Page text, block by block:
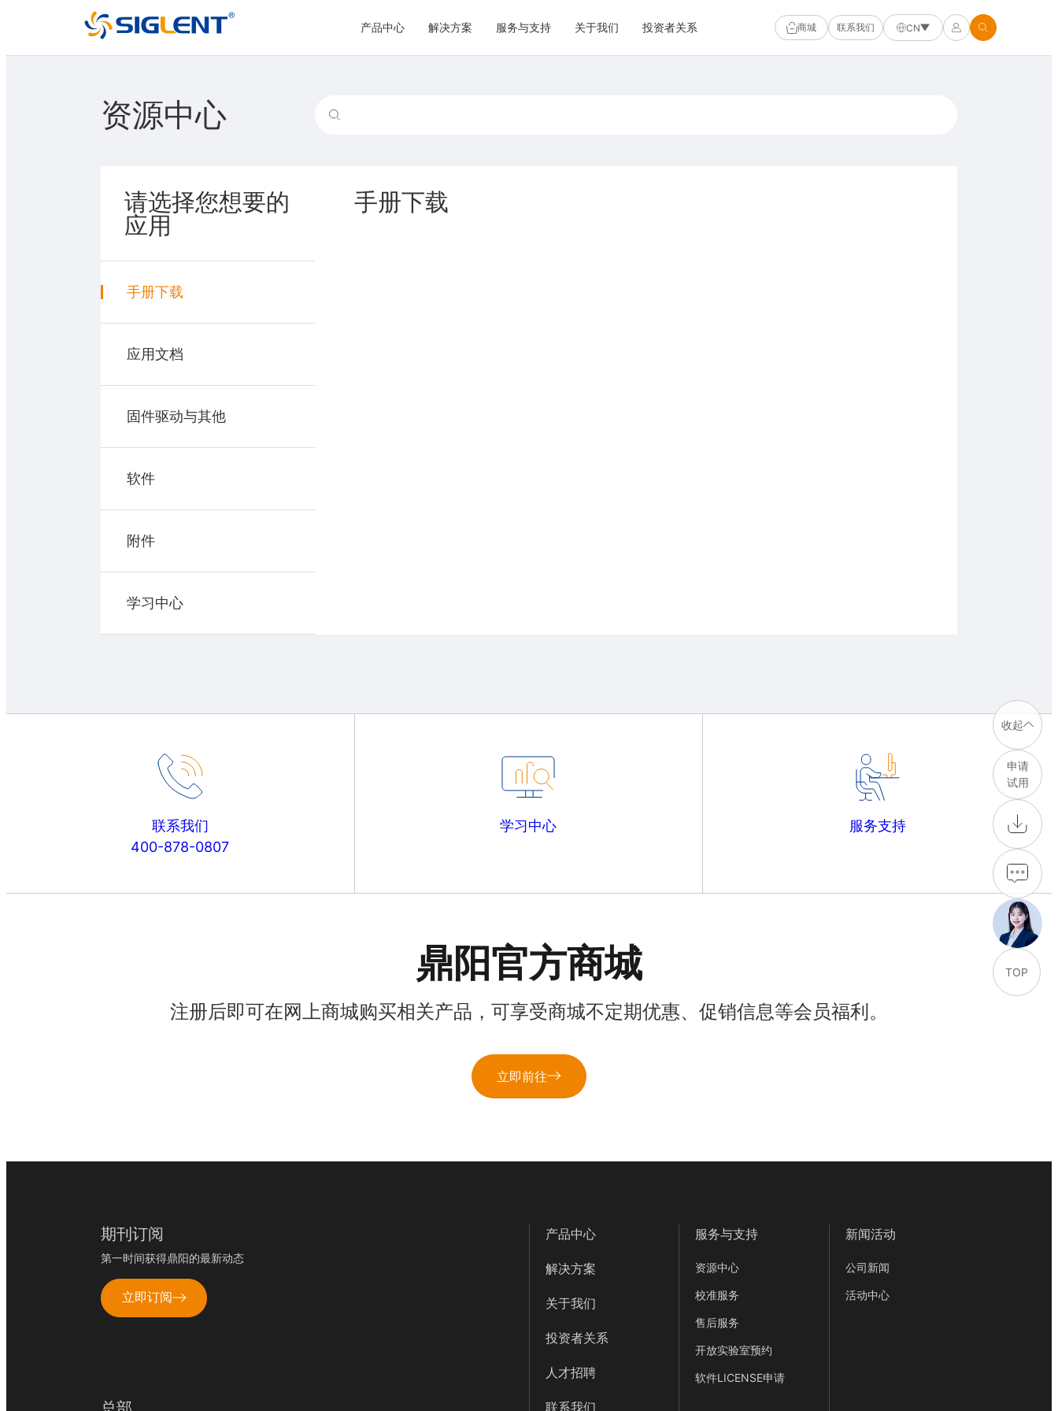
产品中心 解决方案 服务与支持 关于我们 投资者关系 商城 联系我们 CN
资源中心
请选择您想要的
应用
手册下载
应用文档
固件驱动与其他
软件
附件
学习中心
手册下载
联系我们
400-878-0807
学习中心 服务支持
鼎阳官方商城
注册后即可在网上商城购买相关产品，可享受商城不定期优惠、促销信息等会员福利。
立即前往
期刊订阅
第一时间获得鼎阳的最新动态
立即订阅
产品中心
解决方案
关于我们
投资者关系
人才招聘
联系我们
服务与支持
资源中心
校准服务
售后服务
开放实验室预约
软件LICENSE申请
新闻活动
公司新闻
活动中心
收起
申请
试用
TOP